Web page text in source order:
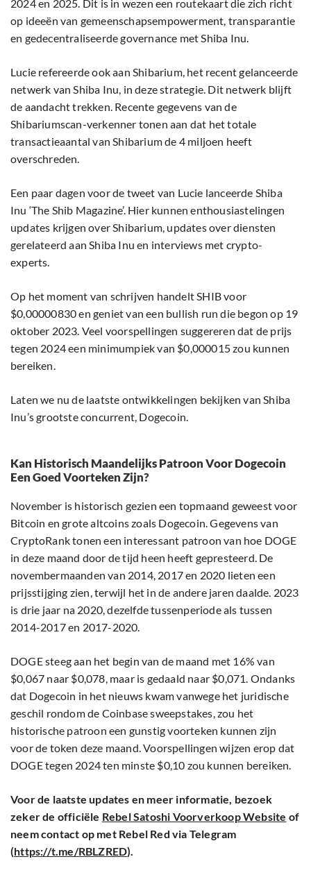
2024 en 2025. Dit is in wezen een routekaart die zich richt
op ideeën van gemeenschapsempowerment, transparantie
en gedecentraliseerde governance met Shiba Inu.
Lucie refereerde ook aan Shibarium, het recent gelanceerde
netwerk van Shiba Inu, in deze strategie. Dit netwerk blijft
de aandacht trekken. Recente gegevens van de
Shibariumscan-verkenner tonen aan dat het totale
transactieaantal van Shibarium de 4 miljoen heeft
overschreden.
Een paar dagen voor de tweet van Lucie lanceerde Shiba
Inu ‘The Shib Magazine’. Hier kunnen enthousiastelingen
updates krijgen over Shibarium, updates over diensten
gerelateerd aan Shiba Inu en interviews met crypto-
experts.
Op het moment van schrijven handelt SHIB voor
$0,00000830 en geniet van een bullish run die begon op 19
oktober 2023. Veel voorspellingen suggereren dat de prijs
tegen 2024 een minimumpiek van $0,000015 zou kunnen
bereiken.
Laten we nu de laatste ontwikkelingen bekijken van Shiba
Inu’s grootste concurrent, Dogecoin.
Kan Historisch Maandelijks Patroon Voor Dogecoin
Een Goed Voorteken Zijn?
November is historisch gezien een topmaand geweest voor
Bitcoin en grote altcoins zoals Dogecoin. Gegevens van
CryptoRank tonen een interessant patroon van hoe DOGE
in deze maand door de tijd heen heeft gepresteerd. De
novembermaanden van 2014, 2017 en 2020 lieten een
prijsstijging zien, terwijl het in de andere jaren daalde. 2023
is drie jaar na 2020, dezelfde tussenperiode als tussen
2014-2017 en 2017-2020.
DOGE steeg aan het begin van de maand met 16% van
$0,067 naar $0,078, maar is gedaald naar $0,071. Ondanks
dat Dogecoin in het nieuws kwam vanwege het juridische
geschil rondom de Coinbase sweepstakes, zou het
historische patroon een gunstig voorteken kunnen zijn
voor de token deze maand. Voorspellingen wijzen erop dat
DOGE tegen 2024 ten minste $0,10 zou kunnen bereiken.
Voor de laatste updates en meer informatie, bezoek
zeker de officiële Rebel Satoshi Voorverkoop Website of
neem contact op met Rebel Red via Telegram
(https://t.me/RBLZRED).